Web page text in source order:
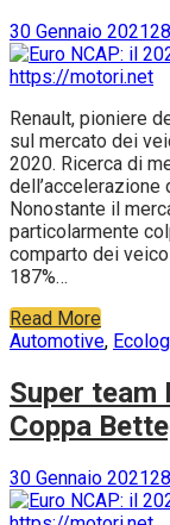
30 Gennaio 2021
Renault, pioniere
sul mercato dei
2020. Ricerca di
Nonostante il
particolarmente
comparto dei
187%…
Read More
Automotive,
Super team
Coppa
30 Gennaio 2021